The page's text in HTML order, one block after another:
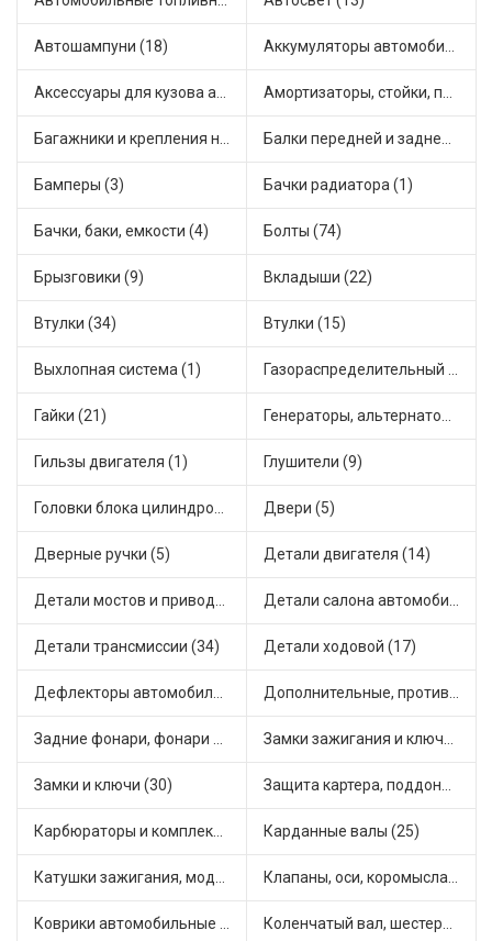
Автошампуни (18) Аккумуляторы автомобильные (1)
Аксессуары для кузова автомобиля (1) Амортизаторы, стойки, подушки стоек (36)
Багажники и крепления на крышу (1) Балки передней и задней подвески (4)
Бамперы (3) Бачки радиатора (1)
Бачки, баки, емкости (4) Болты (74)
Брызговики (9) Вкладыши (22)
Втулки (34) Втулки (15)
Выхлопная система (1) Газораспределительный механизм (1)
Гайки (21) Генераторы, альтернаторы и комплектующие (28)
Гильзы двигателя (1) Глушители (9)
Головки блока цилиндров (2) Двери (5)
Дверные ручки (5) Детали двигателя (14)
Детали мостов и привода трансмиссии (55) Детали салона автомобиля (33)
Детали трансмиссии (34) Детали ходовой (17)
Дефлекторы автомобильные (1) Дополнительные, противотуманные фары (2)
Задние фонари, фонари видимости (2) Замки зажигания и ключи (10)
Замки и ключи (30) Защита картера, поддона, КПП (2)
Карбюраторы и комплектующие (11) Карданные валы (25)
Катушки зажигания, модули зажигания (3) Клапаны, оси, коромысла (14)
Коврики автомобильные (5) Коленчатый вал, шестерни коленчатого вала (7)